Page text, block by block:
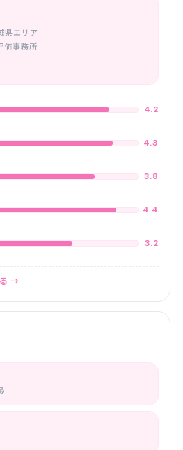
県エリア
価事務所
4.2
4.3
3.8
4.4
3.2
→